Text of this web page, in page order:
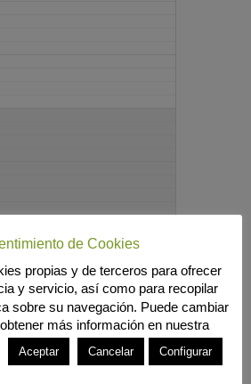
de Cookies
propias y de terceros para ofrecer
y servicio, así como para recopilar
sobre su navegación. Puede cambiar
más información en nuestra
Aceptar Cancelar Configurar